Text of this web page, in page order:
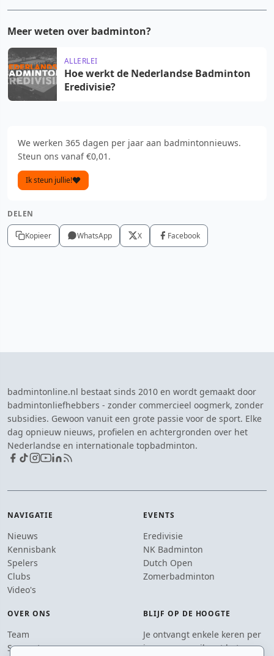
Meer weten over badminton?
ALLERLEI
Hoe werkt de Nederlandse Badminton
Eredivisie?
We werken 365 dagen per jaar aan badmintonnieuws.
Steun ons vanaf €0,01.
Ik steun jullie!
DELEN
Kopieer WhatsApp X Facebook
badmintonline.nl bestaat sinds 2010 en wordt gemaakt door
badmintonliefhebbers - zonder commercieel oogmerk, zonder
subsidies. Gewoon vanuit een grote passie voor de sport. Elke
dag opnieuw nieuws, profielen en achtergronden over het
Nederlandse en internationale topbadminton.
NAVIGATIE
Nieuws
Kennisbank
Spelers
Clubs
Video's
EVENTS
Eredivisie
NK Badminton
Dutch Open
Zomerbadminton
OVER ONS
Team
Supporters
BLIJF OP DE HOOGTE
Je ontvangt enkele keren per
jaar een e-mail met het